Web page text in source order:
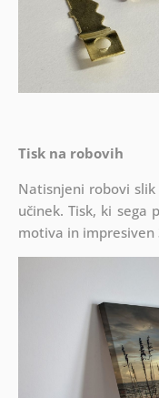
Tisk na robovih
Natisnjeni robovi
učinek. Tisk, ki sega
motiva in impresiven